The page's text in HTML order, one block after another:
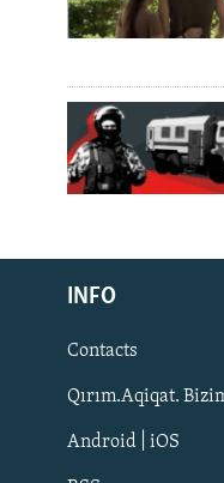
Русский
Українською
QOŞULIÑIZ!
INFO
Contacts
Qırım.Aqiqat.
Android | iOS